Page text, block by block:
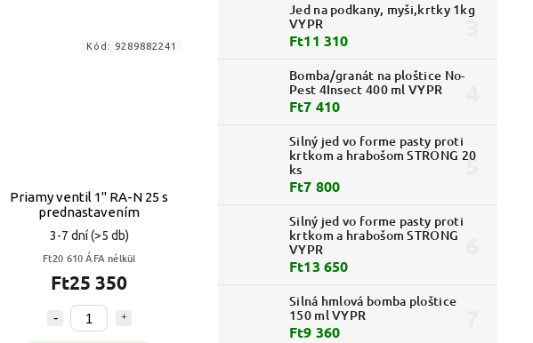
Jed na podkany, myši,krtky 1kg
VYPR
Ft11 310
Bomba/granát na ploštice No-
Pest 4Insect 400 ml VYPR
Ft7 410
Silný jed vo forme pasty proti
krtkom a hrabošom STRONG 20
ks
Ft7 800
Silný jed vo forme pasty proti
krtkom a hrabošom STRONG
VYPR
Ft13 650
Silná hmlová bomba ploštice
150 ml VYPR
Ft9 360
Priamy ventil 1" RA-N 25 s
prednastavením
3-7 dní(>5 db)
Ft20 610 ÁFA nélkül
Ft25 350
Kód: 9289882241